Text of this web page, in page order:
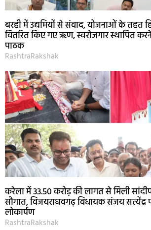
बरही में उद्यमियों से संवाद, योजनाओं के तहत
वितरित किए गए ऋण, स्वरोजगार स्थापित
पाठक
RashtraRakshak
करेला में 33.50 करोड़ की लागत से मिली
सौगात, विजयराघवगढ़ विधायक संजय सत्येंद्र
लोकार्पण
RashtraRakshak